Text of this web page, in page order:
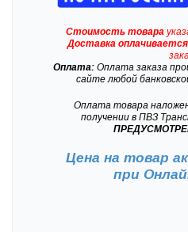
Стоимость товара
Доставкаоплачивается
Оплата: Оплата заказа
сайте любой
Оплата товара
получении в ПВЗ
Цена на товар
при